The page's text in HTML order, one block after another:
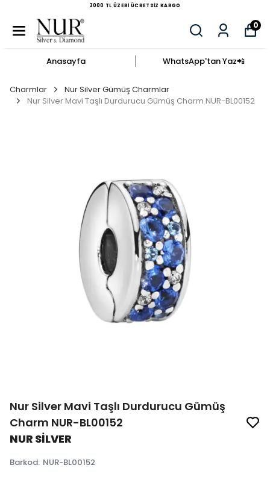
AYNI GÜN KARGO
0
Anasayfa WhatsApp'tan Yaz​📲​
Charmlar
Nur Silver Gümüş Charmlar
Nur Silver Mavi Taşlı Durdurucu Gümüş Charm NUR-BL00152
Nur Silver Mavi Taşlı Durdurucu Gümüş
Charm NUR-BL00152
NUR SİLVER
Barkod: NUR-BL00152